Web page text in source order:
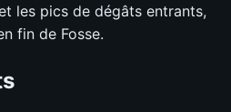
les pics de dégâts entrants,
fin de Fosse.